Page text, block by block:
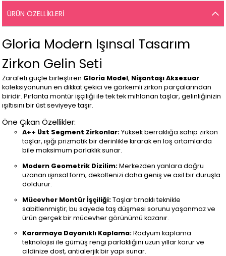
ÜRÜN ÖZELLIKLERI
Gloria Modern Işınsal Tasarım
Zirkon Gelin Seti
Zarafeti güçle birleştiren Gloria Model, Nişantaşı Aksesuar
koleksiyonunun en dikkat çekici ve görkemli zirkon parçalarından
biridir. Pırlanta montür işçiliği ile tek tek mıhlanan taşlar, gelinliğinizin
ışıltısını bir üst seviyeye taşır.
Öne Çıkan Özellikler:
A++ Üst Segment Zirkonlar:Yüksek berraklığa sahip zirkon
taşlar, ışığı prizmatik bir derinlikle kırarak en loş ortamlarda
bile maksimum parlaklık sunar.
Modern Geometrik Dizilim:Merkezden yanlara doğru
uzanan ışınsal form, dekoltenizi daha geniş ve asil bir duruşla
doldurur.
Mücevher Montür İşçiliği:Taşlar tırnaklı teknikle
sabitlenmiştir; bu sayede taş düşmesi sorunu yaşanmaz ve
ürün gerçek bir mücevher görünümü kazanır.
Kararmaya Dayanıklı Kaplama:Rodyum kaplama
teknolojisi ile gümüş rengi parlaklığını uzun yıllar korur ve
cildinize dost, antialerjik bir yapı sunar.